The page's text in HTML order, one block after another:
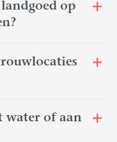
op
water of aan